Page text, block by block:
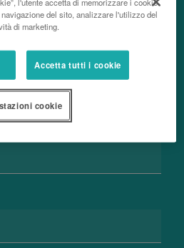
del sito, analizzare l'utilizzo del
di marketing.
Accetta tutti i cookie
cookie